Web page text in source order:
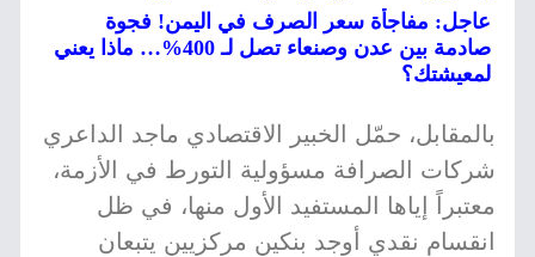
عاجل: مفاجأة سعر الصرف في اليمن! فجوة
صادمة بين عدن وصنعاء تصل لـ 400%… ماذا يعني
لمعيشتك؟
بالمقابل، حمّل الخبير الاقتصادي ماجد الداعري
شركات الصرافة مسؤولية التورط في الأزمة،
معتبراً إياها المستفيد الأول منها، في ظل
انقسام نقدي أوجد بنكين مركزيين يتبعان